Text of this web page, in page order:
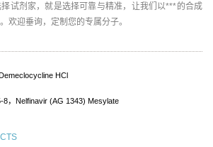
试剂家，就是选择可靠与精准，让我们以***的合成
欢迎垂询，定制您的专属分子。
HCl
8，Nelfinavir (AG 1343) Mesylate